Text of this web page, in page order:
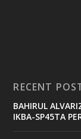
e
t
RECENT
BAHIRUL
IKBA-SP45TA